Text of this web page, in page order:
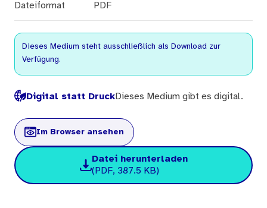
Dateiformat PDF
Dieses Medium steht ausschließlich als Download zur
Verfügung.
Digital statt DruckDieses Medium gibt es digital.
Im Browser ansehen
Datei herunterladen
(PDF, 387.5 KB)